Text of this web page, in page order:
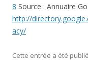
8 Source : Annuaire
http://
acy/
Cette entrée a été